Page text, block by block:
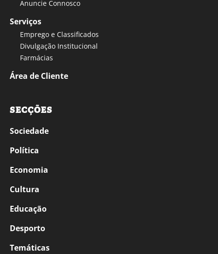
Anuncie Connosco
Serviços
Emprego e Classificados
Divulgação Institucional
Farmácias
Área de Cliente
SECÇÕES
Sociedade
Política
Economia
Cultura
Educação
Desporto
Temáticas